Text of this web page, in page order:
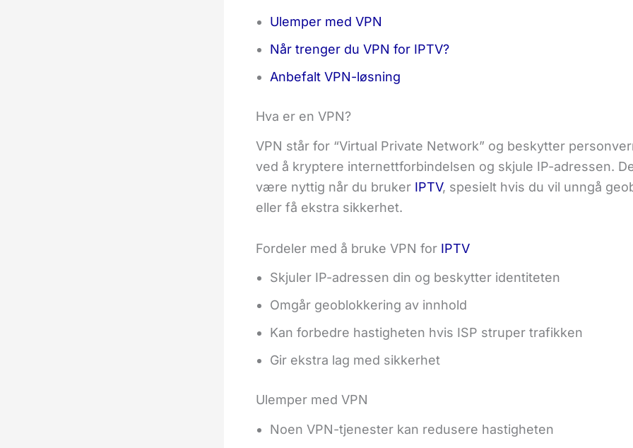
Ulemper med VPN
Når trenger du VPN for IPTV?
Anbefalt VPN-løsning
Hva er en VPN?
VPN står for “Virtual Private Network” og beskytter
ved å kryptere internettforbindelsen og skjule IP-adressen.
være nyttig når du bruker IPTV, spesielt hvis du vil unngå
eller få ekstra sikkerhet.
Fordeler med å bruke VPN for IPTV
Skjuler IP-adressen din og beskytter identiteten
Omgår geoblokkering av innhold
Kan forbedre hastigheten hvis ISP struper trafikken
Gir ekstra lag med sikkerhet
Ulemper med VPN
Noen VPN-tjenester kan redusere hastigheten